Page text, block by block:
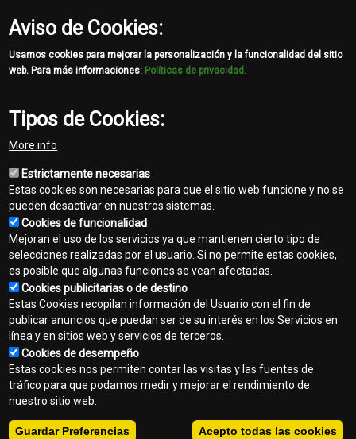
Footer
menu
Contacto
Mapa del sitio
Normas de privacidad
Aviso legal
Aviso de Cookies:
Usamos cookies para mejorar la personalización y la funcionalidad del sitio
web. Para más informaciones: Políticas de privacidad.
Tipos de Cookies:
More info
Estrictamente necesarias
Estas cookies son necesarias para que el sitio web funcione y no se
pueden desactivar en nuestros sistemas.
Cookies de funcionalidad
Mejoran el uso de los servicios ya que mantienen cierto tipo de
selecciones realizadas por el usuario. Si no permite estas cookies,
es posible que algunas funciones se vean afectadas.
Cookies publicitarias o de destino
Estas Cookies recopilan información del Usuario con el fin de
publicar anuncios que puedan ser de su interés en los Servicios en
línea y en sitios web y servicios de terceros.
Cookies de desempeño
Estas cookies nos permiten contar las visitas y las fuentes de
tráfico para que podamos medir y mejorar el rendimiento de
nuestro sitio web.
Guardar Preferencias Acepto todas las cookies